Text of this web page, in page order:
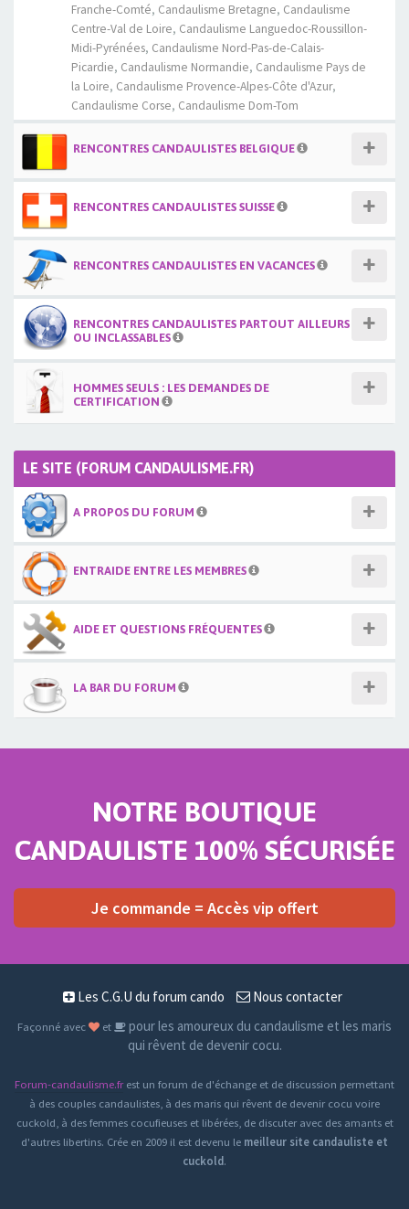
Franche-Comté, Candaulisme Bretagne, Candaulisme
Centre-Val de Loire, Candaulisme Languedoc-Roussillon-
Midi-Pyrénées, Candaulisme Nord-Pas-de-Calais-
Picardie, Candaulisme Normandie, Candaulisme Pays de
la Loire, Candaulisme Provence-Alpes-Côte d'Azur,
Candaulisme Corse, Candaulisme Dom-Tom
RENCONTRES CANDAULISTES BELGIQUE
RENCONTRES CANDAULISTES SUISSE
RENCONTRES CANDAULISTES EN VACANCES
RENCONTRES CANDAULISTES PARTOUT AILLEURS
OU INCLASSABLES
HOMMES SEULS : LES DEMANDES DE
CERTIFICATION
LE SITE (FORUM CANDAULISME.FR)
A PROPOS DU FORUM
ENTRAIDE ENTRE LES MEMBRES
AIDE ET QUESTIONS FRÉQUENTES
LA BAR DU FORUM
NOTRE BOUTIQUE
CANDAULISTE 100% SÉCURISÉE
Je commande = Accès vip offert
Les C.G.U du forum cando Nous contacter
Façonné avec et
pour les amoureux du candaulisme et les maris
qui rêvent de devenir cocu.
Forum-candaulisme.frest un forum de d'échange et de discussion permettant
à des couples candaulistes, à des maris qui rêvent de devenir cocu voire
cuckold, à des femmes cocufieuses et libérées, de discuter avec des amants et
d'autres libertins. Crée en 2009 il est devenu le meilleur site candauliste et
cuckold.